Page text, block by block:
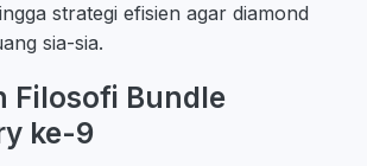
strategi efisien agar diamond
sia-sia.
Filosofi Bundle
ke-9